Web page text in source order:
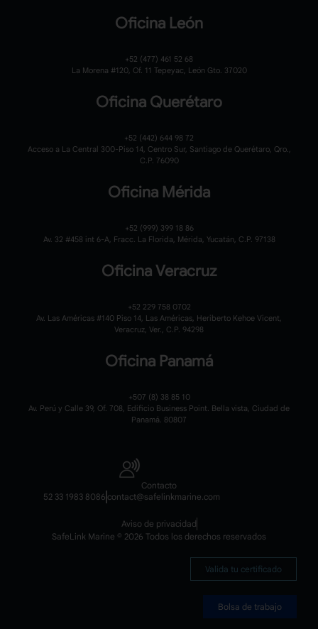
Oficina León
+52 (477) 461 52 68
La Morena #120, Of. 11 Tepeyac, León Gto. 37020
Oficina Querétaro
+52 (442) 644 98 72
Acceso a La Central 300-Piso 14, Centro Sur, Santiago de Querétaro, Qro.,
C.P. 76090
Oficina Mérida
+52 (999) 399 18 86
Av. 32 #458 int 6-A, Fracc. La Florida, Mérida, Yucatán, C.P. 97138
Oficina Veracruz
+52 229 758 0702
Av. Las Américas #140 Piso 14, Las Américas, Heriberto Kehoe Vicent,
Veracruz, Ver., C.P. 94298
Oficina Panamá
+507 (8) 38 85 10
Av. Perú y Calle 39, Of. 708, Edificio Business Point. Bella vista, Ciudad de
Panamá. 80807
Contacto
52 33 1983 8086 contact@safelinkmarine.com
Aviso de privacidad
SafeLink Marine © 2026 Todos los derechos reservados
Valida tu certificado
Bolsa de trabajo